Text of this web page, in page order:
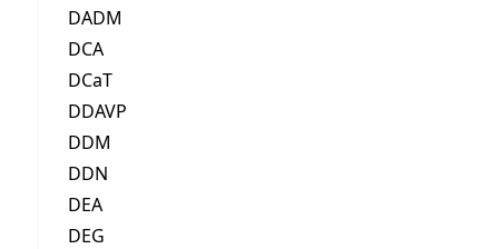
DADM
DCA
DCaT
DDAVP
DDM
DDN
DEA
DEG